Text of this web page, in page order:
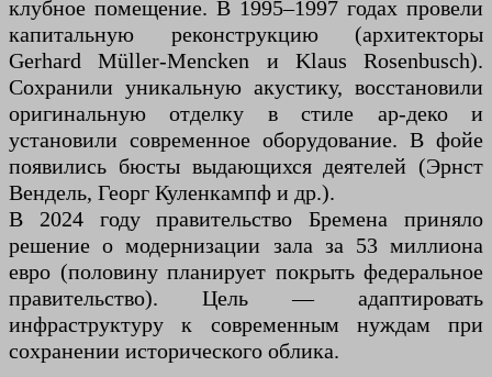
клубное помещение. В 1995–1997 годах провели
капитальную реконструкцию (архитекторы
Gerhard Müller-Mencken и Klaus Rosenbusch).
Сохранили уникальную акустику, восстановили
оригинальную отделку в стиле ар-деко и
установили современное оборудование. В фойе
появились бюсты выдающихся деятелей (Эрнст
Вендель, Георг Куленкампф и др.).
В 2024 году правительство Бремена приняло
решение о модернизации зала за 53 миллиона
евро (половину планирует покрыть федеральное
правительство). Цель — адаптировать
инфраструктуру к современным нуждам при
сохранении исторического облика.